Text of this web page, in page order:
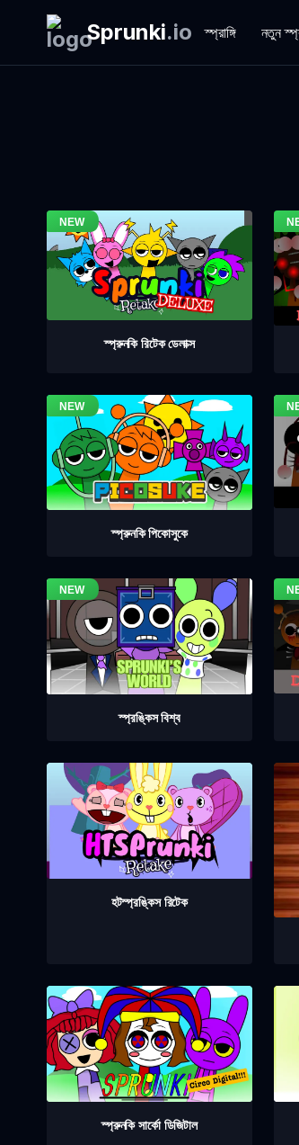
Sprunki.io স্প্রাঙ্গি নতুন
স্প্রুনকি রিটেক ডেলাক্স
স্প্রুনকি পিকোসুকে
স্প্রঙ্কিস বিশ্ব
হটস্প্রঙ্কিস রিটেক
স্প্রুনকি সার্কো ডিজিটাল